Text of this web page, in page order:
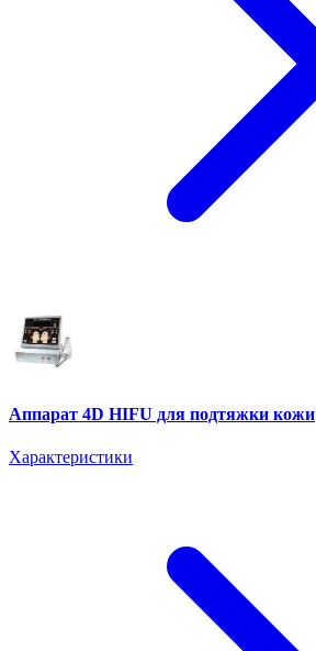
Аппарат 4D HIFU для подтяжки кожи
Характеристики